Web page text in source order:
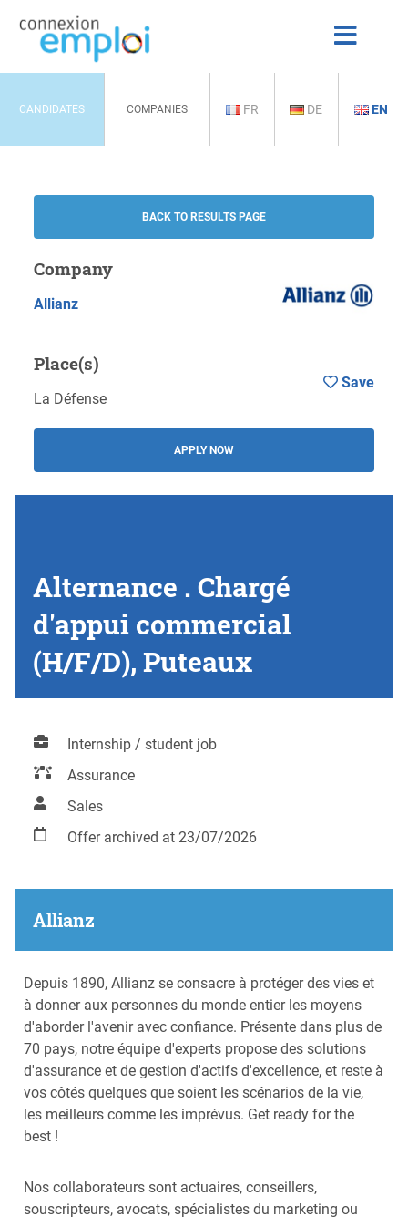
CANDIDATES COMPANIES FR DE EN
BACK TO RESULTS PAGE
Company
Allianz
Place(s)
La Défense
APPLY NOW
Save
Alternance . Chargé
d'appui commercial
(H/F/D), Puteaux
Internship / student job
Assurance
Sales
Offer archived at 23/07/2026
Allianz
Depuis 1890, Allianz se consacre à protéger des vies et
à donner aux personnes du monde entier les moyens
d'aborder l'avenir avec confiance. Présente dans plus de
70 pays, notre équipe d'experts propose des solutions
d'assurance et de gestion d'actifs d'excellence, et reste à
vos côtés quelques que soient les scénarios de la vie,
les meilleurs comme les imprévus. Get ready for the
best !
Nos collaborateurs sont actuaires, conseillers,
souscripteurs, avocats, spécialistes du marketing ou